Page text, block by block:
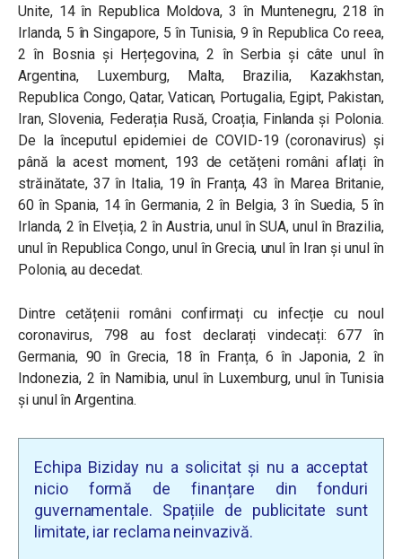
Unite, 14 în Republica Moldova, 3 în Muntenegru, 218 în
Irlanda, 5 în Singapore, 5 în Tunisia, 9 în Republica Co reea,
2 în Bosnia și Herțegovina, 2 în Serbia și câte unul în
Argentina, Luxemburg, Malta, Brazilia, Kazakhstan,
Republica Congo, Qatar, Vatican, Portugalia, Egipt, Pakistan,
Iran, Slovenia, Federația Rusă, Croația, Finlanda și Polonia.
De la începutul epidemiei de COVID-19 (coronavirus) și
până la acest moment, 193 de cetățeni români aflați în
străinătate, 37 în Italia, 19 în Franța, 43 în Marea Britanie,
60 în Spania, 14 în Germania, 2 în Belgia, 3 în Suedia, 5 în
Irlanda, 2 în Elveția, 2 în Austria, unul în SUA, unul în Brazilia,
unul în Republica Congo, unul în Grecia, unul în Iran și unul în
Polonia, au decedat.
Dintre cetățenii români confirmați cu infecție cu noul
coronavirus, 798 au fost declarați vindecați: 677 în
Germania, 90 în Grecia, 18 în Franța, 6 în Japonia, 2 în
Indonezia, 2 în Namibia, unul în Luxemburg, unul în Tunisia
și unul în Argentina.
Echipa Biziday nu a solicitat și nu a acceptat
nicio formă de finanțare din fonduri
guvernamentale. Spațiile de publicitate sunt
limitate, iar reclama neinvazivă.